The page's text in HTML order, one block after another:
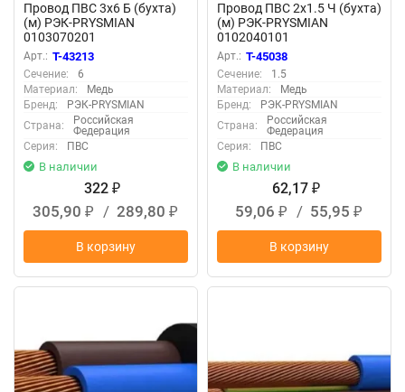
Провод ПВС 3х6 Б (бухта)
(м) РЭК-PRYSMIAN
0103070201
Арт.: T-43213
Сечение:
6
Материал:
Медь
Бренд:
РЭК-PRYSMIAN
Страна:
Российская
Федерация
Серия:
ПВС
В наличии
322 ₽
305,90 ₽ / 289,80 ₽
В корзину
Провод ПВС 2х1.5 Ч (бухта)
(м) РЭК-PRYSMIAN
0102040101
Арт.: T-45038
Сечение:
1.5
Материал:
Медь
Бренд:
РЭК-PRYSMIAN
Страна:
Российская
Федерация
Серия:
ПВС
В наличии
62,17 ₽
59,06 ₽ / 55,95 ₽
В корзину